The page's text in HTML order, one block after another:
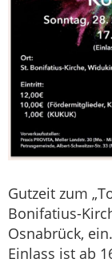
Gutzeit zum
Bonifatius-
Osnabrück,
Einlass ist ab